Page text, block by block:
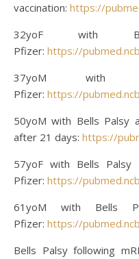
vaccination: https://
32yoF with
Pfizer: https://
37yoM with
Pfizer: https://
50yoM with Bells Palsy
after 21 days: https://
57yoF with Bells
Pfizer: https://
61yoM with Bells
Pfizer: https://
Bells Palsy following